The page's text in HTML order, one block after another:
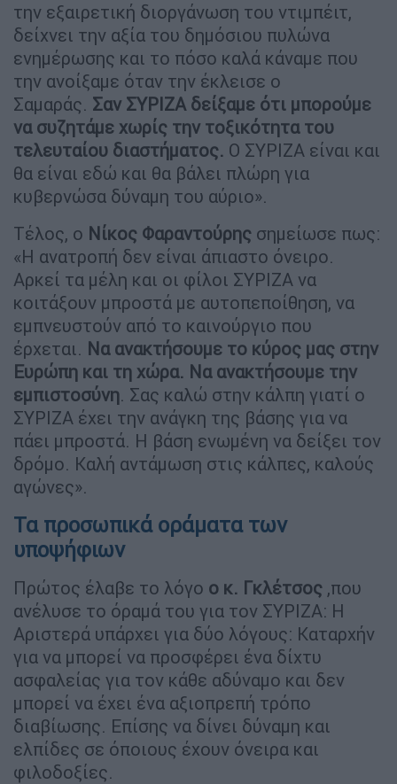
την εξαιρετική διοργάνωση του ντιμπέιτ,
δείχνει την αξία του δημόσιου πυλώνα
ενημέρωσης και το πόσο καλά κάναμε που
την ανοίξαμε όταν την έκλεισε ο
Σαμαράς. Σαν ΣΥΡΙΖΑ δείξαμε ότι μπορούμε
να συζητάμε χωρίς την τοξικότητα του
τελευταίου διαστήματος. Ο ΣΥΡΙΖΑ είναι και
θα είναι εδώ και θα βάλει πλώρη για
κυβερνώσα δύναμη του αύριο».
Τέλος, ο Νίκος Φαραντούρης σημείωσε πως:
«Η ανατροπή δεν είναι άπιαστο όνειρο.
Αρκεί τα μέλη και οι φίλοι ΣΥΡΙΖΑ να
κοιτάξουν μπροστά με αυτοπεποίθηση, να
εμπνευστούν από το καινούργιο που
έρχεται. Να ανακτήσουμε το κύρος μας στην
Ευρώπη και τη χώρα. Να ανακτήσουμε την
εμπιστοσύνη. Σας καλώ στην κάλπη γιατί ο
ΣΥΡΙΖΑ έχει την ανάγκη της βάσης για να
πάει μπροστά. Η βάση ενωμένη να δείξει τον
δρόμο. Καλή αντάμωση στις κάλπες, καλούς
αγώνες».
Τα προσωπικά οράματα των
υποψήφιων
Πρώτος έλαβε το λόγο ο κ. Γκλέτσος ,που
ανέλυσε το όραμά του για τον ΣΥΡΙΖΑ: Η
Αριστερά υπάρχει για δύο λόγους: Καταρχήν
για να μπορεί να προσφέρει ένα δίχτυ
ασφαλείας για τον κάθε αδύναμο και δεν
μπορεί να έχει ένα αξιοπρεπή τρόπο
διαβίωσης. Επίσης να δίνει δύναμη και
ελπίδες σε όποιους έχουν όνειρα και
φιλοδοξίες.